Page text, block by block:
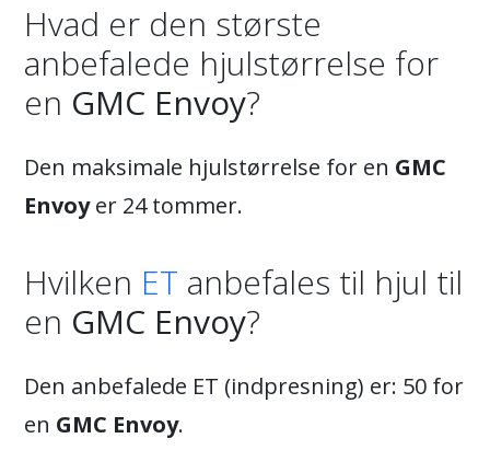
Hvad er den største
anbefalede hjulstørrelse for
en GMC Envoy?
Den maksimale hjulstørrelse for en GMC
Envoyer 24 tommer.
Hvilken ET anbefales til hjul til
en GMC Envoy?
Den anbefalede ET (indpresning) er: 50 for
en GMC Envoy.